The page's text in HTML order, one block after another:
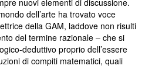
nuovi elementi di discussione.
dell’arte ha trovato voce
della GAM, laddove non risulti
del termine razionale – che si
deduttivo proprio dell’essere
di compiti matematici, quali